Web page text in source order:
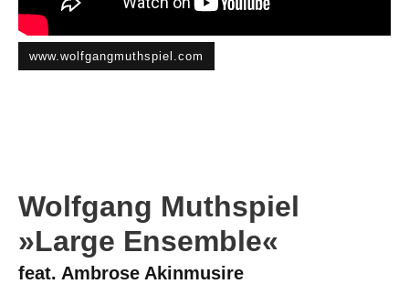
www.wolfgangmuthspiel.com
Wolfgang Muthspiel
»Large Ensemble«
feat. Ambrose Akinmusire